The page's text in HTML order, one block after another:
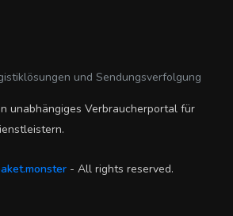
und Sendungsverfolgung
unabhängiges Verbraucherportal für
- All rights reserved.